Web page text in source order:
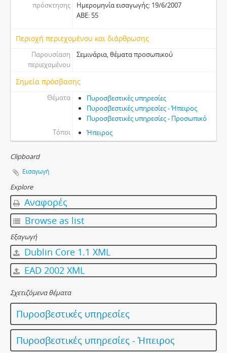
πρόσκτησης
Ημερομηνία εισαγωγής: 19/6/2007
ΑΒΕ: 55
Περιοχή περιεχομένου και διάρθρωσης
Παρουσίαση
περιεχομένου
Σεμινάρια, θέματα προσωπικού
Σημεία πρόσβασης
Θέματα
Πυροσβεστικές υπηρεσίες
Πυροσβεστικές υπηρεσίες - Ήπειρος
Πυροσβεστικές υπηρεσίες - Προσωπικό
Τόποι
Ήπειρος
Clipboard
Εισαγωγή
Explore
Αναφορές
Browse as list
Εξαγωγή
Dublin Core 1.1 XML
EAD 2002 XML
Σχετιζόμενα θέματα
Πυροσβεστικές υπηρεσίες
Πυροσβεστικές υπηρεσίες - Ήπειρος